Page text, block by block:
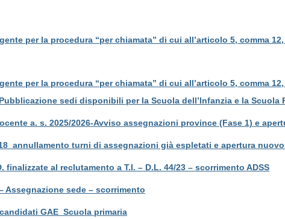
per la procedura “per chiamata” di cui all’articolo 5, comma
per la procedura “per chiamata” di cui all’articolo 5, comma
sedi disponibili per la Scuola dell’Infanzia e la Scuola
a. s. 2025/2026-Avviso assegnazioni province (Fase 1) e
turni di assegnazioni già espletati e apertura
al reclutamento a T.I. – D.L. 44/23 – scorrimento ADSS
Assegnazione sede – scorrimento
GAE_Scuola primaria